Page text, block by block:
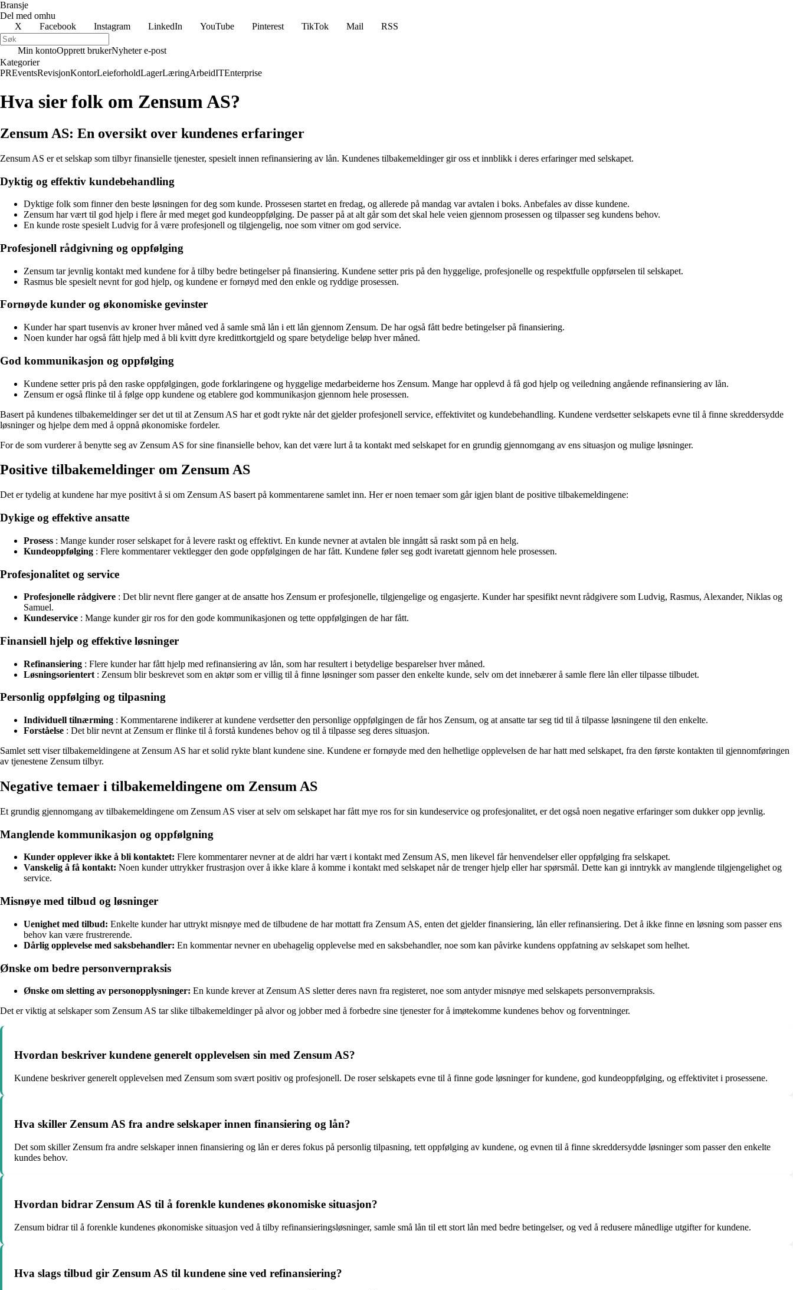
Bransje
Del med omhu
X
Facebook Instagram LinkedIn YouTube Pinterest TikTok Mail RSS
Min kontoOpprett brukerNyheter e-post
Kategorier
PREventsRevisjonKontorLeieforholdLagerLæringArbeidITEnterprise
Hva sier folk om Zensum AS?
Zensum AS: En oversikt over kundenes erfaringer
Zensum AS er et selskap som tilbyr finansielle tjenester, spesielt innen refinansiering av lån. Kundenes tilbakemeldinger gir oss et innblikk i deres erfaringer med selskapet.
Dyktig og effektiv kundebehandling
Dyktige folk som finner den beste løsningen for deg som kunde. Prossesen startet en fredag, og allerede på mandag var avtalen i boks. Anbefales av disse kundene.
Zensum har vært til god hjelp i flere år med meget god kundeoppfølging. De passer på at alt går som det skal hele veien gjennom prosessen og tilpasser seg kundens behov.
En kunde roste spesielt Ludvig for å være profesjonell og tilgjengelig, noe som vitner om god service.
Profesjonell rådgivning og oppfølging
Zensum tar jevnlig kontakt med kundene for å tilby bedre betingelser på finansiering. Kundene setter pris på den hyggelige, profesjonelle og respektfulle oppførselen til selskapet.
Rasmus ble spesielt nevnt for god hjelp, og kundene er fornøyd med den enkle og ryddige prosessen.
Fornøyde kunder og økonomiske gevinster
Kunder har spart tusenvis av kroner hver måned ved å samle små lån i ett lån gjennom Zensum. De har også fått bedre betingelser på finansiering.
Noen kunder har også fått hjelp med å bli kvitt dyre kredittkortgjeld og spare betydelige beløp hver måned.
God kommunikasjon og oppfølging
Kundene setter pris på den raske oppfølgingen, gode forklaringene og hyggelige medarbeiderne hos Zensum. Mange har opplevd å få god hjelp og veiledning angående refinansiering av lån.
Zensum er også flinke til å følge opp kundene og etablere god kommunikasjon gjennom hele prosessen.
Basert på kundenes tilbakemeldinger ser det ut til at Zensum AS har et godt rykte når det gjelder profesjonell service, effektivitet og kundebehandling. Kundene verdsetter selskapets evne til å finne skreddersydde
løsninger og hjelpe dem med å oppnå økonomiske fordeler.
For de som vurderer å benytte seg av Zensum AS for sine finansielle behov, kan det være lurt å ta kontakt med selskapet for en grundig gjennomgang av ens situasjon og mulige løsninger.
Positive tilbakemeldinger om Zensum AS
Det er tydelig at kundene har mye positivt å si om Zensum AS basert på kommentarene samlet inn. Her er noen temaer som går igjen blant de positive tilbakemeldingene:
Dykige og effektive ansatte
Prosess : Mange kunder roser selskapet for å levere raskt og effektivt. En kunde nevner at avtalen ble inngått så raskt som på en helg.
Kundeoppfølging : Flere kommentarer vektlegger den gode oppfølgingen de har fått. Kundene føler seg godt ivaretatt gjennom hele prosessen.
Profesjonalitet og service
Profesjonelle rådgivere : Det blir nevnt flere ganger at de ansatte hos Zensum er profesjonelle, tilgjengelige og engasjerte. Kunder har spesifikt nevnt rådgivere som Ludvig, Rasmus, Alexander, Niklas og
Samuel.
Kundeservice : Mange kunder gir ros for den gode kommunikasjonen og tette oppfølgingen de har fått.
Finansiell hjelp og effektive løsninger
Refinansiering : Flere kunder har fått hjelp med refinansiering av lån, som har resultert i betydelige besparelser hver måned.
Løsningsorientert : Zensum blir beskrevet som en aktør som er villig til å finne løsninger som passer den enkelte kunde, selv om det innebærer å samle flere lån eller tilpasse tilbudet.
Personlig oppfølging og tilpasning
Individuell tilnærming : Kommentarene indikerer at kundene verdsetter den personlige oppfølgingen de får hos Zensum, og at ansatte tar seg tid til å tilpasse løsningene til den enkelte.
Forståelse : Det blir nevnt at Zensum er flinke til å forstå kundenes behov og til å tilpasse seg deres situasjon.
Samlet sett viser tilbakemeldingene at Zensum AS har et solid rykte blant kundene sine. Kundene er fornøyde med den helhetlige opplevelsen de har hatt med selskapet, fra den første kontakten til gjennomføringen
av tjenestene Zensum tilbyr.
Negative temaer i tilbakemeldingene om Zensum AS
Et grundig gjennomgang av tilbakemeldingene om Zensum AS viser at selv om selskapet har fått mye ros for sin kundeservice og profesjonalitet, er det også noen negative erfaringer som dukker opp jevnlig.
Manglende kommunikasjon og oppfølgning
Kunder opplever ikke å bli kontaktet: Flere kommentarer nevner at de aldri har vært i kontakt med Zensum AS, men likevel får henvendelser eller oppfølging fra selskapet.
Vanskelig å få kontakt: Noen kunder uttrykker frustrasjon over å ikke klare å komme i kontakt med selskapet når de trenger hjelp eller har spørsmål. Dette kan gi inntrykk av manglende tilgjengelighet og
service.
Misnøye med tilbud og løsninger
Uenighet med tilbud: Enkelte kunder har uttrykt misnøye med de tilbudene de har mottatt fra Zensum AS, enten det gjelder finansiering, lån eller refinansiering. Det å ikke finne en løsning som passer ens
behov kan være frustrerende.
Dårlig opplevelse med saksbehandler: En kommentar nevner en ubehagelig opplevelse med en saksbehandler, noe som kan påvirke kundens oppfatning av selskapet som helhet.
Ønske om bedre personvernpraksis
Ønske om sletting av personopplysninger: En kunde krever at Zensum AS sletter deres navn fra registeret, noe som antyder misnøye med selskapets personvernpraksis.
Det er viktig at selskaper som Zensum AS tar slike tilbakemeldinger på alvor og jobber med å forbedre sine tjenester for å imøtekomme kundenes behov og forventninger.
Hvordan beskriver kundene generelt opplevelsen sin med Zensum AS?
Kundene beskriver generelt opplevelsen med Zensum som svært positiv og profesjonell. De roser selskapets evne til å finne gode løsninger for kundene, god kundeoppfølging, og effektivitet i prosessene.
Hva skiller Zensum AS fra andre selskaper innen finansiering og lån?
Det som skiller Zensum fra andre selskaper innen finansiering og lån er deres fokus på personlig tilpasning, tett oppfølging av kundene, og evnen til å finne skreddersydde løsninger som passer den enkelte
kundes behov.
Hvordan bidrar Zensum AS til å forenkle kundenes økonomiske situasjon?
Zensum bidrar til å forenkle kundenes økonomiske situasjon ved å tilby refinansieringsløsninger, samle små lån til ett stort lån med bedre betingelser, og ved å redusere månedlige utgifter for kundene.
Hva slags tilbud gir Zensum AS til kundene sine ved refinansiering?